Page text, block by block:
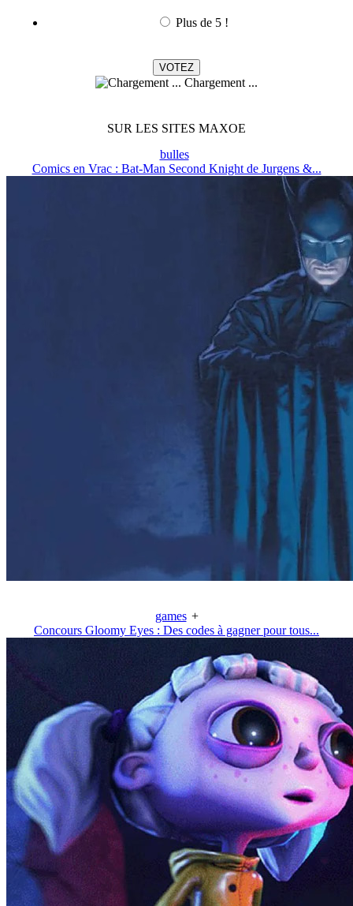
Plus de 5 !
Chargement ...
SUR LES SITES MAXOE
bulles
Comics en Vrac : Bat-Man Second Knight de Jurgens &...
games +
Concours Gloomy Eyes : Des codes à gagner pour tous...